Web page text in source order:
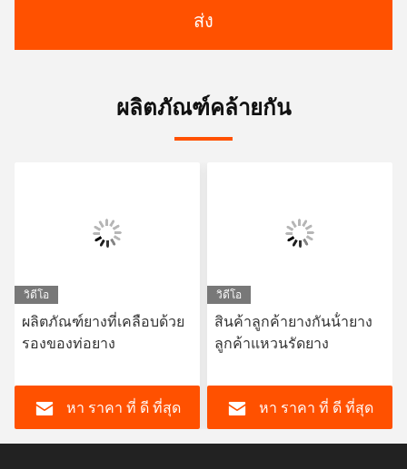
ส่ง
ผลิตภัณฑ์คล้ายกัน
วิดีโอ
ผลิตภัณฑ์ยางที่เคลือบด้วย
รองของท่อยาง
หา ราคา ที่ ดี ที่สุด
วิดีโอ
สินค้าลูกค้ายางกันน้ํายาง
ลูกค้าแหวนรัดยาง
หา ราคา ที่ ดี ที่สุด